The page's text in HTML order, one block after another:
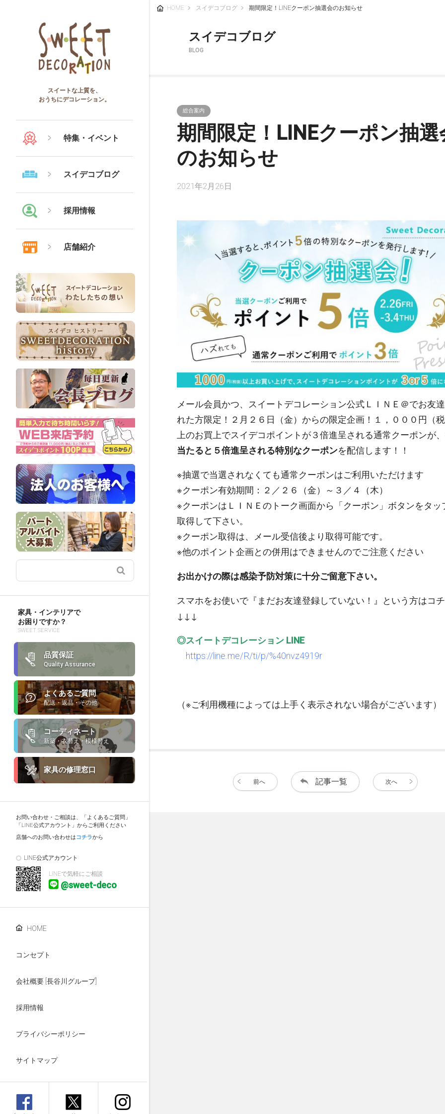
スイートな上質を、
おうちにデコレーション。
特集・イベント
スイデコブログ
採用情報
店舗紹介
家具・インテリアで
お困りですか？
SWEET SERVICE
品質保証
Quality Assurance
よくあるご質問
配送・返品・その他
コーディネート
新築・衣替え・模様替え
家具の修理窓口
お問い合わせ・ご相談は、「よくあるご質問」
「LINE公式アカウント」からご利用ください
店舗へのお問い合わせはコチラから
LINE公式アカウント
LINEで気軽にご相談
@sweet-deco
HOME
コンセプト
会社概要 [長谷川グループ]
採用情報
プライバシーポリシー
サイトマップ
HOME スイデコブログ 期間限定！LINEクーポン抽選会のお知らせ
スイデコブログ
BLOG
総合案内
期間限定！LINEクーポン抽選
のお知らせ
2021年2月26日
メール会員かつ、スイートデコレーション公式ＬＩＮＥ＠でお友
れた方限定！２月２６日（金）からの限定企画！１，０００円（
上のお買上でスイデコポイントが３倍進呈される通常クーポンが、
当たると５倍進呈される特別なクーポンを配信します！！
※抽選で当選されなくても通常クーポンはご利用いただけます
※クーポン有効期間：２／２６（金）～３／４（木）
※クーポンはＬＩＮＥのトーク画面から「クーポン」ボタンをタッ
取得して下さい。
※クーポン取得は、メール受信後より取得可能です。
※他のポイント企画との併用はできませんのでご注意ください
お出かけの際は感染予防対策に十分ご留意下さい。
スマホをお使いで『まだお友達登録していない！』という方はコ
↓↓↓
◎スイートデコレーション LINE
https://line.me/R/ti/p/%40nvz4919r
（※ご利用機種によっては上手く表示されない場合がございます）
前へ 記事一覧 次へ